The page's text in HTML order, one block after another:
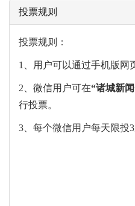
投票规则
投票规则：
1、用户可以通过手机版网
2、微信用户可在“诸城新闻
行投票。
3、每个微信用户每天限投3